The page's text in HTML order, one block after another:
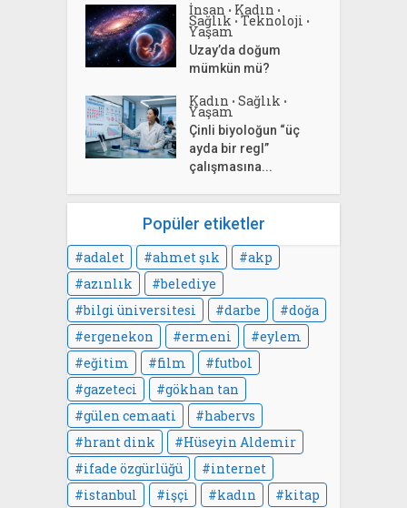
İnsan • Kadın •
Sağlık • Teknoloji •
Yaşam
Uzay’da doğum
mümkün mü?
Kadın • Sağlık •
Yaşam
Çinli biyoloğun “üç
ayda bir regl”
çalışmasına...
Popüler etiketler
adalet ahmet şık
akp
azınlık
belediye
bilgi üniversitesi
darbe
doğa
ergenekon
ermeni
eylem
eğitim
film
futbol
gazeteci
gökhan tan
gülen cemaati
habervs
hrant dink
Hüseyin Aldemir
ifade özgürlüğü
internet
istanbul
işçi kadın
kitap